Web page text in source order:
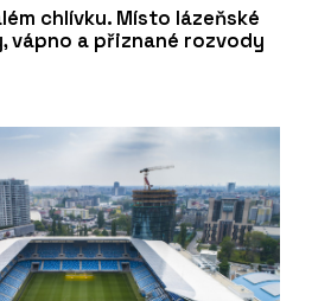
chlívku. Místo lázeňské
vápno a přiznané rozvody